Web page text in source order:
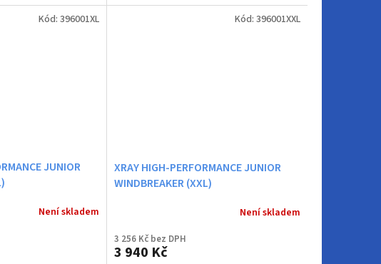
JUNIOR
Není skladem
Kód: 396001XL
XRAY HIGH-PERFORMANCE JUNIOR
WINDBREAKER (XXL)
Není skladem
3 256 Kč bez DPH
3 940 Kč
Kód: 396001XXL